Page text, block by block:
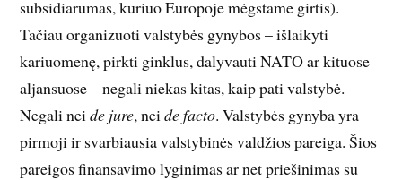
subsidiarumas, kuriuo Europoje mėgstame girtis).
Tačiau organizuoti valstybės gynybos – išlaikyti
kariuomenę, pirkti ginklus, dalyvauti NATO ar kituose
aljansuose – negali niekas kitas, kaip pati valstybė.
Negali neide jure, neide facto. Valstybės gynyba yra
pirmoji ir svarbiausia valstybinės valdžios pareiga. Šios
pareigos finansavimo lyginimas ar net priešinimas su